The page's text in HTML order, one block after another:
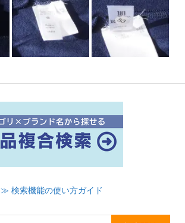
≫ 検索機能の使い方ガイド